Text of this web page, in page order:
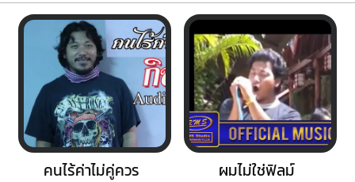
คนไร้ค่าไม่คู่ควร ผมไม่ใช่ฟิลม์